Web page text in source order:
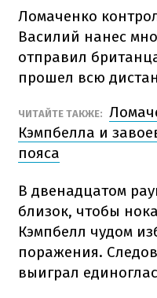
Ломаченко
Василий нанес
отправил
прошел всю
ЧИТАЙТЕ ТАКЖЕ:
Кэмпбелла и
пояса
В двенадцатом
близок, чтобы
Кэмпбелл чудом
поражения.
выиграл